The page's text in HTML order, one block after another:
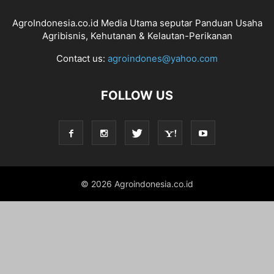
AgroIndonesia.co.id Media Utama seputar Panduan Usaha
Agribisnis, Kehutanan & Kelautan-Perikanan
Contact us: agroindones@yahoo.com
FOLLOW US
© 2026 Agroindonesia.co.id